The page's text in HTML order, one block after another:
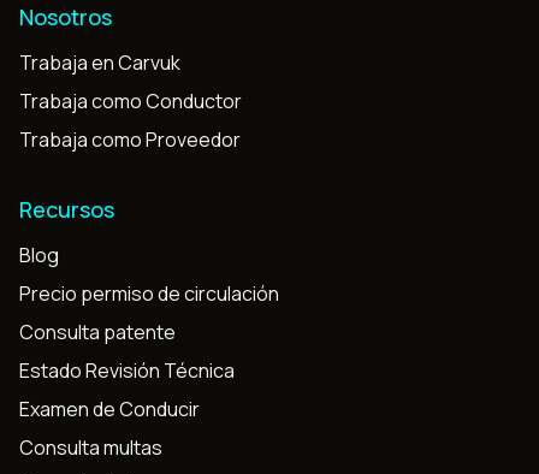
Nosotros
Trabaja en Carvuk
Trabaja como Conductor
Trabaja como Proveedor
Recursos
Blog
Precio permiso de circulación
Consulta patente
Estado Revisión Técnica
Examen de Conducir
Consulta multas